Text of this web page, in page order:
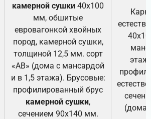
камерной сушки 40х100
мм, обшитые
евровагонкой хвойных
пород, камерной сушки,
толщиной 12,5 мм. сорт
«АВ» (дома с мансардой
и в 1,5 этажа). Брусовые:
профилированный брус
камерной сушки,
сечением 90х140 мм.
(дома